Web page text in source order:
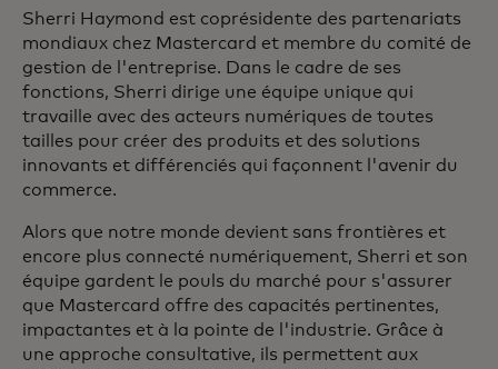
Sherri Haymond est coprésidente des partenariats
mondiaux chez Mastercard et membre du comité de
gestion de l'entreprise. Dans le cadre de ses
fonctions, Sherri dirige une équipe unique qui
travaille avec des acteurs numériques de toutes
tailles pour créer des produits et des solutions
innovants et différenciés qui façonnent l'avenir du
commerce.
Alors que notre monde devient sans frontières et
encore plus connecté numériquement, Sherri et son
équipe gardent le pouls du marché pour s'assurer
que Mastercard offre des capacités pertinentes,
impactantes et à la pointe de l'industrie. Grâce à
une approche consultative, ils permettent aux